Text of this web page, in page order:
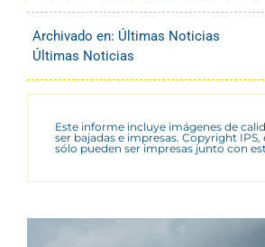
Archivado en: Últimas Noticias
Últimas Noticias
Este informe incluye imágenes de
ser bajadas e impresas. Copyright IPS,
sólo pueden ser impresas junto con